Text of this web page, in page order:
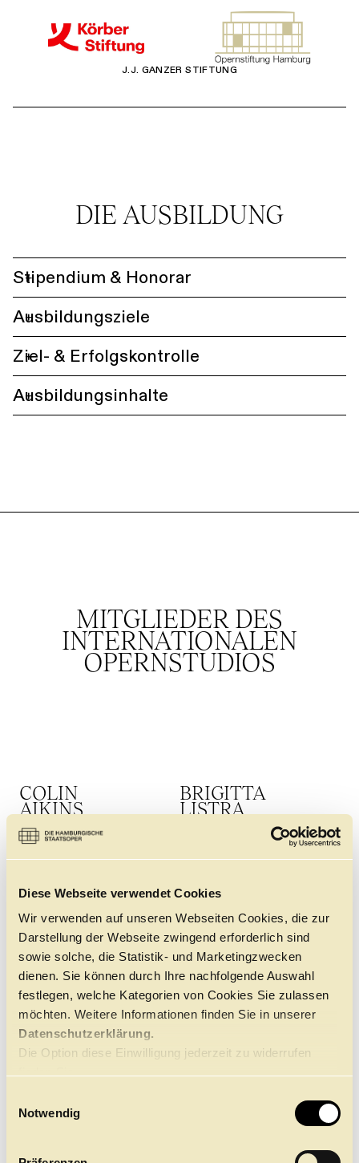
Diese Webseite verwendet Cookies
Wir verwenden auf unseren Webseiten Cookies, die zur
Darstellung der Webseite zwingend erforderlich sind
sowie solche, die Statistik- und Marketingzwecken
dienen. Sie können durch Ihre nachfolgende Auswahl
festlegen, welche Kategorien von Cookies Sie zulassen
möchten. Weitere Informationen finden Sie in unserer
Datenschutzerklärung.
Die Option diese Einwilligung jederzeit zu widerrufen
Notwendig
J.J. GANZER STIFTUNG
DIE AUSBILDUNG
Stipendium & Honorar
+
Ausbildungsziele
+
Ziel- & Erfolgskontrolle
+
Ausbildungsinhalte
+
MITGLIEDER DES
INTERNATIONALEN
OPERNSTUDIOS
COLIN
AIKINS
BRIGITTA
LISTRA
INÉS
LÓPEZ
FERNÁNDEZ
MURADYAN